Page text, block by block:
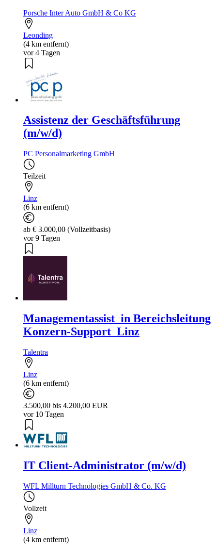
Porsche Inter Auto GmbH & Co KG
Leonding
(4 km entfernt)
vor 4 Tagen
Assistenz der Geschäftsführung
(m/w/d)
PC Personalmarketing GmbH
Teilzeit
Linz
(6 km entfernt)
ab € 3.000,00 (Vollzeitbasis)
vor 9 Tagen
Managementassist_in Bereichsleitung
Konzern-Support_Linz
Talentra
Linz
(6 km entfernt)
3.500,00 bis 4.200,00 EUR
vor 10 Tagen
IT Client-Administrator (m/w/d)
WFL Millturn Technologies GmbH & Co. KG
Vollzeit
Linz
(4 km entfernt)